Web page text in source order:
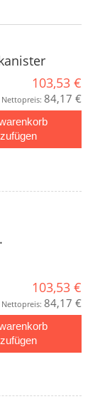
103,53 €
Nettopreis: 84,17 €
103,53 €
Nettopreis: 84,17 €